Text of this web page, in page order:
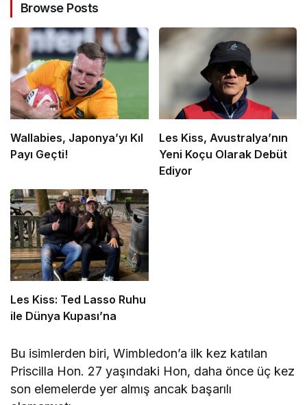
Browse Posts
Wallabies, Japonya’yı Kıl
Payı Geçti!
Les Kiss, Avustralya’nın
Yeni Koçu Olarak Debüt
Ediyor
Les Kiss: Ted Lasso Ruhu
ile Dünya Kupası’na
Bu isimlerden biri, Wimbledon’a ilk kez katılan
Priscilla Hon. 27 yaşındaki Hon, daha önce üç kez
son elemelerde yer almış ancak başarılı